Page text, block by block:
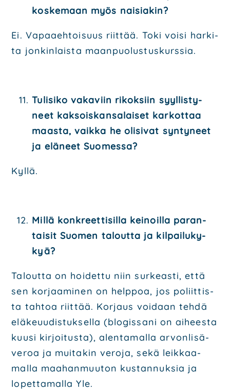
kos­ke­maan myös nai­sia­kin?
Ei. Vapaa­eh­toi­suus riit­tää. Toki voi­si har­ki­
ta jon­kin­lais­ta maan­puo­lus­tus­kurs­sia.
Tuli­si­ko vaka­viin rikok­siin syyl­lis­ty­
neet kak­sois­kan­sa­lai­set kar­kot­taa
maas­ta, vaik­ka he oli­si­vat syn­ty­neet
ja elä­neet Suo­mes­sa?
Kyl­lä.
Mil­lä kon­kreet­ti­sil­la kei­noil­la paran­
tai­sit Suo­men talout­ta ja kil­pai­lu­ky­
kyä?
Talout­ta on hoi­det­tu niin sur­keas­ti, että
sen kor­jaa­mi­nen on help­poa, jos poliit­tis­
ta tah­toa riit­tää. Kor­jaus voi­daan teh­dä
elä­ke­uu­dis­tuk­sel­la (blo­gis­sa­ni on aihees­ta
kuusi kir­joi­tus­ta), alen­ta­mal­la arvon­li­sä­
ve­roa ja mui­ta­kin vero­ja, sekä leik­kaa­
mal­la maa­han­muu­ton kus­tan­nuk­sia ja
lopet­ta­mal­la Yle.